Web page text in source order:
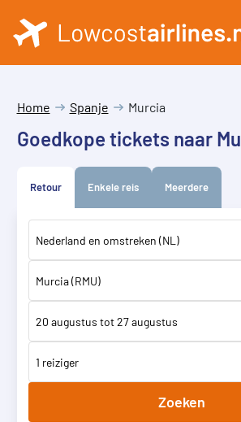
Home Spanje Murcia
Goedkope tickets naar
Retour Enkele reis Meerdere
1 reiziger
Zoeken